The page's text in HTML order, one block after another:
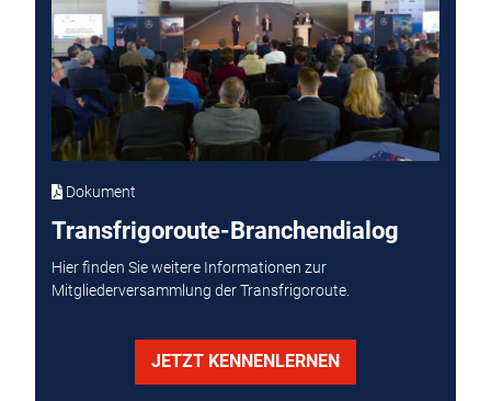
Dokument
Transfrigoroute-Branchendialog
Hier finden Sie weitere Informationen zur
Mitgliederversammlung der Transfrigoroute.
JETZT KENNENLERNEN